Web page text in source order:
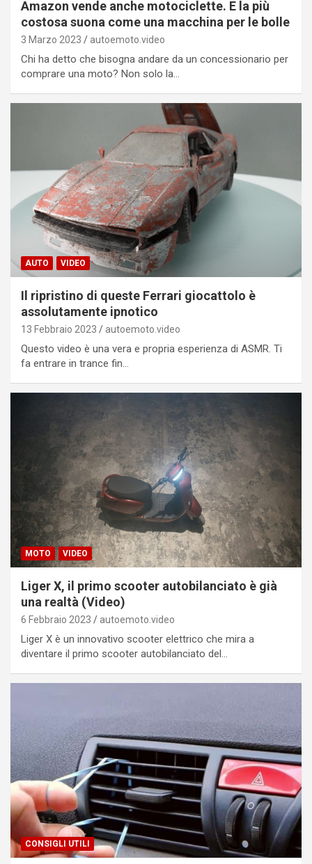
Amazon vende anche motociclette. E la più
costosa suona come una macchina per le bolle
3 Marzo 2023 autoemoto.video
Chi ha detto che bisogna andare da un concessionario per
comprare una moto? Non solo la…
AUTO VIDEO
Il ripristino di queste Ferrari giocattolo è
assolutamente ipnotico
13 Febbraio 2023 autoemoto.video
Questo video è una vera e propria esperienza di ASMR. Ti
fa entrare in trance fin…
MOTO VIDEO
Liger X, il primo scooter autobilanciato è già
una realtà (Video)
6 Febbraio 2023 autoemoto.video
Liger X è un innovativo scooter elettrico che mira a
diventare il primo scooter autobilanciato del…
CONSIGLI UTILI